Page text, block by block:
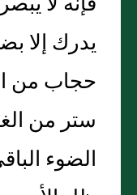
يدرك إلا
حجاب من
ستر من
الضوء